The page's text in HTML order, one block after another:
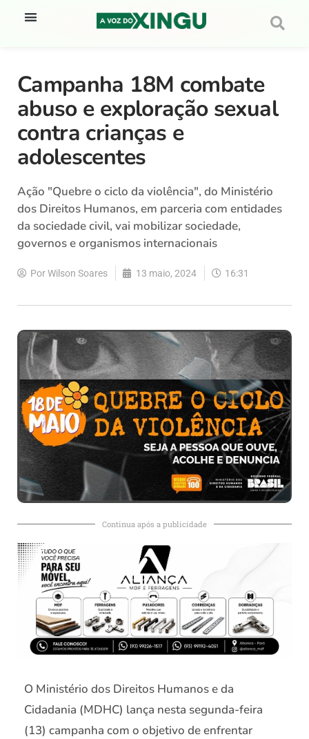
Campanha 18M combate
abuso e exploração sexual
contra crianças e
adolescentes
Ação "Quebre o ciclo da violência", do Ministério
dos Direitos Humanos, em parceria com entidades
da sociedade civil, vai mobilizar sociedade,
governos e organismos internacionais
PorWilson Soares 13 maio, 2024 16:31
Continua após a publicidade
O Ministério dos Direitos Humanos e da
Cidadania (MDHC) lança nesta segunda-feira
(13) campanha com o objetivo de enfrentar